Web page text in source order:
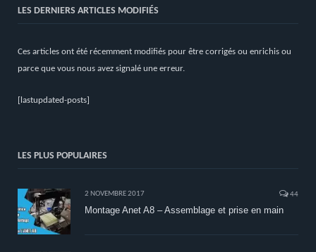
LES DERNIERS ARTICLES MODIFIÉS
Ces articles ont été récemment modifiés pour être corrigés ou enrichis ou
parce que vous nous avez signalé une erreur.
[lastupdated-posts]
LES PLUS POPULAIRES
2 NOVEMBRE 2017 44
Montage Anet A8 – Assemblage et prise en main